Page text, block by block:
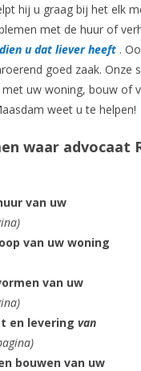
hij u graag bij het elk
met de huur of
u dat liever heeft .
goed zaak. Onze
uw woning, bouw of
weet u te helpen!
waar advocaat
van uw
van uw woning
van uw
en levering van
bouwen van uw